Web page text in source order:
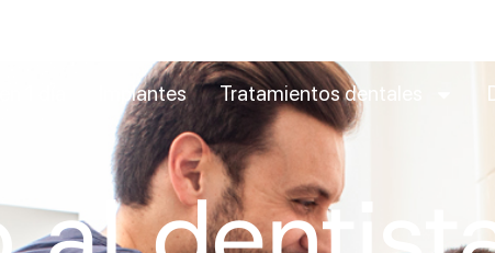
Implantes Tratamientos dentales